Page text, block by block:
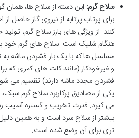
سلاح گرم: این دسته از سلاح ها، همان
برای پرتاب پرتابه از نیروی گاز حاصل از
کنند. از ویژگی های بارز سلاح گرم،
هنگام شلیک است. سلاح های گرم خود به
مسلسل ها که با یک بار فشردن ماشه به
و غیرخودکار (مانند کلت های کمری که
فشردن مجدد ماشه دارند) تقسیم می
یکی از مصادیق پرکاربرد سلاح گرم
می گیرد. قدرت تخریب و گستره آسیب
بیشتر از سلاح سرد است و به همین
تری برای آن وضع شده است.